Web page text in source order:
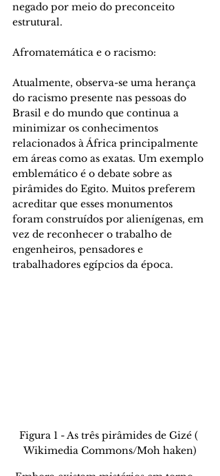
negado por meio do preconceito
estrutural.
Afromatemática e o racismo:
Atualmente, observa-se uma herança
do racismo presente nas pessoas do
Brasil e do mundo que continua a
minimizar os conhecimentos
relacionados à África principalmente
em áreas como as exatas. Um exemplo
emblemático é o debate sobre as
pirâmides do Egito. Muitos preferem
acreditar que esses monumentos
foram construídos por alienígenas, em
vez de reconhecer o trabalho de
engenheiros, pensadores e
trabalhadores egípcios da época.
Figura 1 - As três pirâmides de Gizé (
Wikimedia Commons/Moh haken)